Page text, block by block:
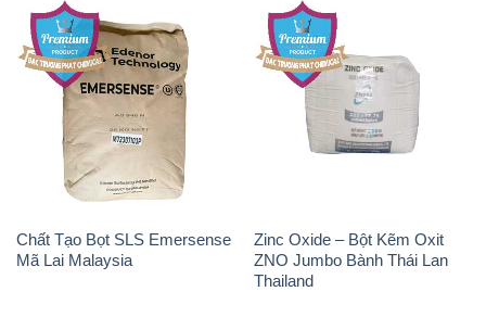
Chất Tạo Bọt SLS Emersense
Mã Lai Malaysia
Zinc Oxide – Bột Kẽm Oxit
ZNO Jumbo Bành Thái Lan
Thailand